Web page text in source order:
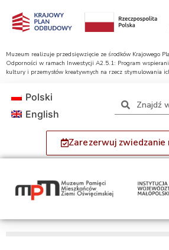
Muzeum realizuje przedsięwzięcie ze środków Krajowego
Odporności w ramach Inwestycji A2.5.1: Program
kultury i przemysłów kreatywnych na rzecz stymulowania
Zarezerwuj zwiedzanie
Polski
English